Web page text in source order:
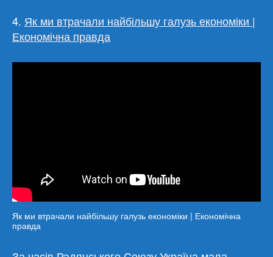
4. Як ми втрачали найбільшу галузь економіки |
Економічна правда
Як ми втрачали найбільшу галузь економіки | Економічна
правда